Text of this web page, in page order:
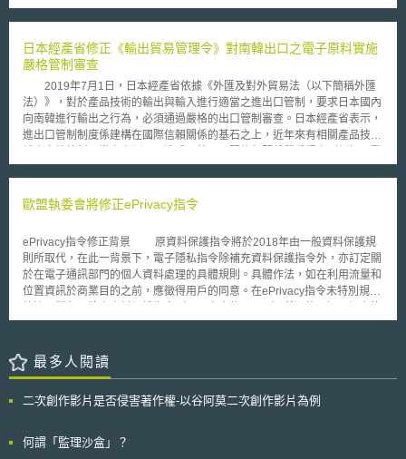
生技產業未來方向作整體評估與規劃，並引導國際聯盟的佈局。
但為避免對他國頻段之運作造成干擾，部分沿海地區將無法接收到該服務。
位廣播服務執照之發放工作；其次，於 North Wales, Suffolk 以及 Northern
Ireland ，目前並無額外的頻段可作為地方性數位廣播服務之用，但 Ofcom
仍會尋求釋出其他頻段，以供地方性數位廣播服務之用的可能性。
日本經產省修正《輸出貿易管理令》對南韓出口之電子原料實施
嚴格管制審查
2019年7月1日，日本經產省依據《外匯及對外貿易法（以下簡稱外匯
法）》，對於產品技術的輸出與輸入進行適當之進出口管制，要求日本國內
向南韓進行輸出之行為，必須通過嚴格的出口管制審查。日本經產省表示，
進出口管制制度係建構在國際信賴關係的基石之上，近年來有相關產品技術
強徵勞動力的訴訟案件爭議，以及日本提供的材料可能從南韓非法轉運至北
白色國家名單移除，及提升對南韓出口管制審查標準等，具體說明如下。 1.
外匯法之政令《輸出貿易管理令》附件三類別表，將南韓從日本安全保障、
友好貿易夥伴的｢白色國家｣列表中刪除，透過監管改革嚴格審查對南韓的出
口管制制度。 2.針對向南韓出口之電子原料實施嚴格管制審查與核發特定出
口許可證 自2019年7月4日起，針對日本向南韓出口的三項半導體關鍵
電子原料，含氟聚醯亞胺（Fluorine Polyimide）、光阻劑（Resist）、蝕
and Energy, MOTIE）表示強烈抗議，認為日本在未提供任何具體證據的情
況下逕行對南韓實施出口管制，並將南韓從白色國家名單中刪除，已違反
WTO自由與公平貿易原則（Free and Fair Trade），構成貿易壁壘與歧視
口管制的不公平措施，撤銷將南韓從白色國家名單移除之《輸出貿易管理
歐盟執委會將修正ePrivacy指令
ePrivacy指令修正背景 原資料保護指令將於2018年由一般資料保護規
則所取代，在此一背景下，電子隱私指令除補充資料保護指令外，亦訂定關
於在電子通訊部門的個人資料處理的具體規則。具體作法，如在利用流量和
位置資訊於商業目的之前，應徵得用戶的同意。在ePrivacy指令未特別規定
權利：獲得其個人資料的使用，修改或刪除的權利。 歐盟執委會為進
Kommunikation）改革，於2016年8月4日提出意見徵詢摘要報告，檢討修
正ePrivacy指令時著重的的幾個標的： (1)確保ePrivacy規則與未來的一般
不一致或不必要的複雜情況。（如個人資料洩漏時的通知） (2)指令僅適用
評估更新ePrivacy規則。對於已成為電子通信行業新興創新的市場參與者，
最多人閱讀
二次創作影片是否侵害著作權-以谷阿莫二次創作影片為例
何謂「監理沙盒」？